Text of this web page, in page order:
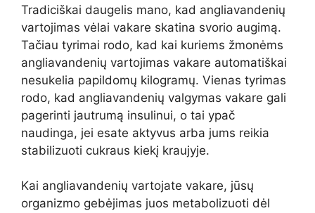
Tradiciškai daugelis mano, kad angliavandenių
vartojimas vėlai vakare skatina svorio augimą.
Tačiau tyrimai rodo, kad kai kuriems žmonėms
angliavandenių vartojimas vakare automatiškai
nesukelia papildomų kilogramų. Vienas tyrimas
rodo, kad angliavandenių valgymas vakare gali
pagerinti jautrumą insulinui, o tai ypač
naudinga, jei esate aktyvus arba jums reikia
stabilizuoti cukraus kiekį kraujyje.
Kai angliavandenių vartojate vakare, jūsų
organizmo gebėjimas juos metabolizuoti dėl